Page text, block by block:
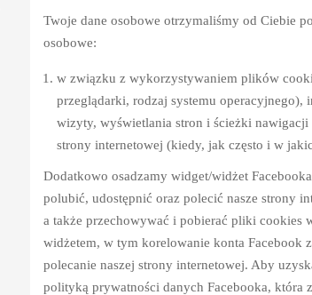
Twoje dane osobowe otrzymaliśmy od Ciebie
osobowe:
w związku z wykorzystywaniem plików
przeglądarki, rodzaj systemu operacyjnego),
wizyty, wyświetlania stron i ścieżki nawigacji
strony internetowej (kiedy, jak często i w
Dodatkowo osadzamy widget/widżet
polubić, udostępnić oraz polecić nasze strony
a także przechowywać i pobierać pliki cookies
widżetem, w tym korelowanie konta Facebook
polecanie naszej strony internetowej. Aby
polityką prywatności danych Facebooka, która